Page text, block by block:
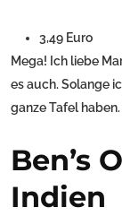
3,49 Euro
Mega! Ich liebe
es auch. Solange
ganze Tafel haben.
Ben’s
Indien